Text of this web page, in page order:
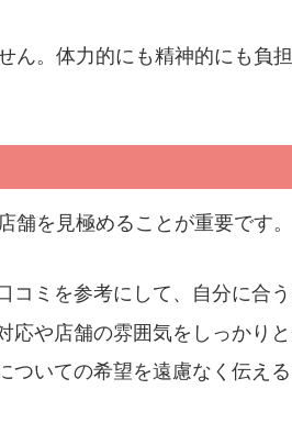
ん。体力的にも精神的にも負
舗を見極めることが重要です。
ミを参考にして、自分に合う
や店舗の雰囲気をしっかりと
いての希望を遠慮なく伝える